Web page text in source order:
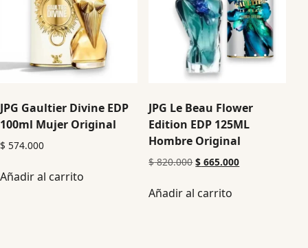
JPG Gaultier Divine EDP
100ml Mujer Original
$ 574.000
Añadir al carrito
JPG Le Beau Flower
Edition EDP 125ML
Hombre Original
$820.000 $ 665.000
Añadir al carrito